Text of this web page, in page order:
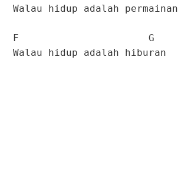
Walau hidup adalah permainan
F G
Walau hidup adalah hiburan